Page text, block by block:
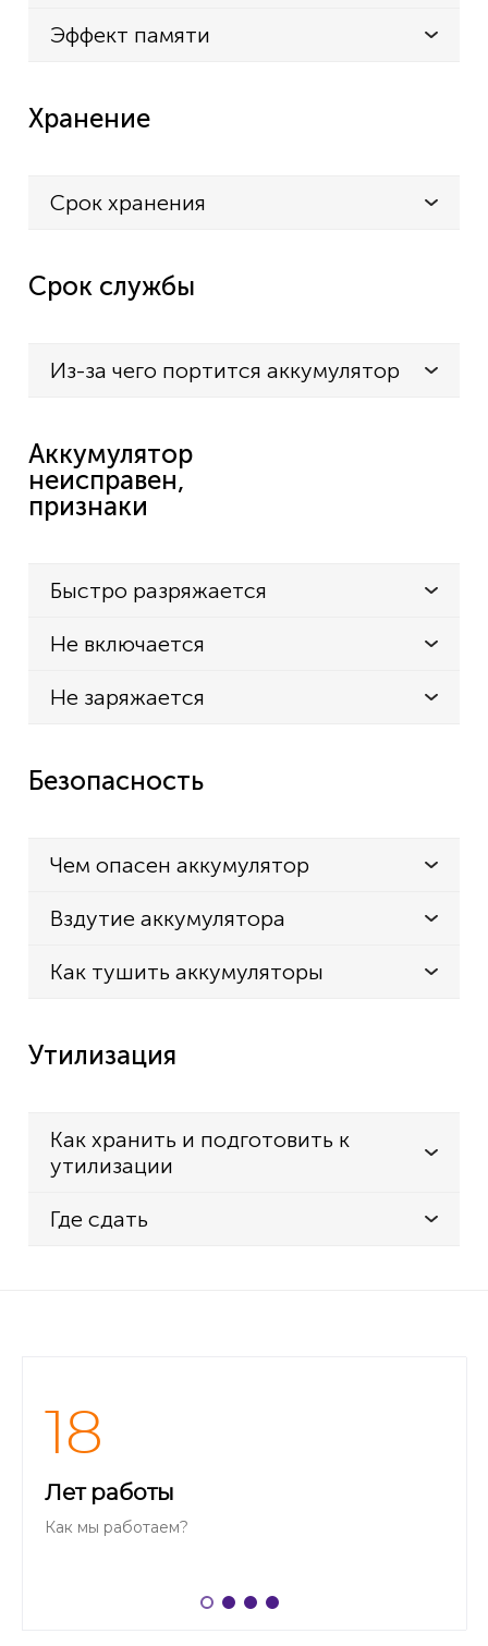
Эффект памяти
Хранение
Срок хранения
Срок службы
Из-за чего портится аккумулятор
Аккумулятор
неисправен,
признаки
Быстро разряжается
Не включается
Не заряжается
Безопасность
Чем опасен аккумулятор
Вздутие аккумулятора
Как тушить аккумуляторы
Утилизация
Как хранить и подготовить к
утилизации
Где сдать
18
Лет работы
Как мы работаем?